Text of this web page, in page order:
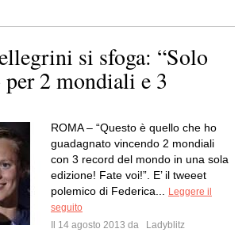
si sfoga: “Solo
2 mondiali e 3
ROMA – “Questo è quello che ho
guadagnato vincendo 2 mondiali
con 3 record del mondo in una sola
edizione! Fate voi!”. E’ il tweeet
polemico di Federica...
Leggere il
seguito
Il 14 agosto 2013 da
Ladyblitz